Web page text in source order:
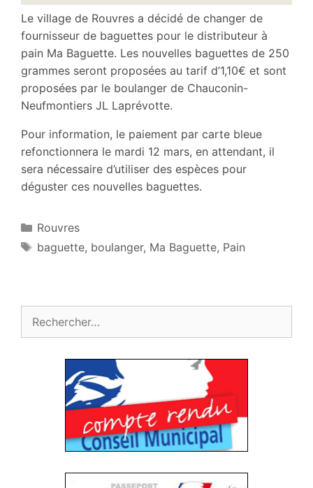
Le village de Rouvres a décidé de changer de
fournisseur de baguettes pour le distributeur à
pain Ma Baguette. Les nouvelles baguettes de 250
grammes seront proposées au tarif d’1,10€ et sont
proposées par le boulanger de Chauconin-
Neufmontiers JL Laprévotte.
Pour information, le paiement par carte bleue
refonctionnera le mardi 12 mars, en attendant, il
sera nécessaire d’utiliser des espèces pour
déguster ces nouvelles baguettes.
Catégories
Rouvres
Étiquettes
baguette, boulanger, Ma Baguette, Pain
Rechercher :